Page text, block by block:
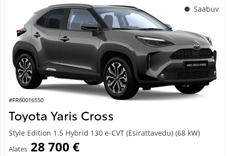
Saabuv
#FR80016550
Toyota Yaris Cross
Style Edition 1.5 Hybrid 130 e-CVT (Esirattavedu) (68 kW)
Alates 28 700 €